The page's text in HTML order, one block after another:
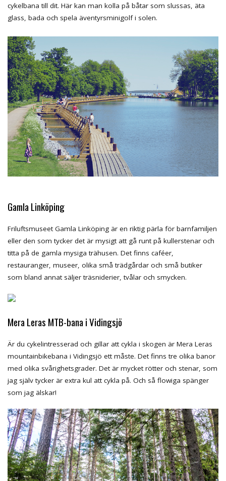
cykelbana till dit. Här kan man kolla på båtar som slussas, äta
glass, bada och spela äventyrsminigolf i solen.
Gamla Linköping
Friluftsmuseet Gamla Linköping är en riktig pärla för barnfamiljen
eller den som tycker det är mysigt att gå runt på kullerstenar och
titta på de gamla mysiga trähusen. Det finns caféer,
restauranger, museer, olika små trädgårdar och små butiker
som bland annat säljer träsniderier, tvålar och smycken.
Mera Leras MTB-bana i Vidingsjö
Är du cykelintresserad och gillar att cykla i skogen är Mera Leras
mountainbikebana i Vidingsjö ett måste. Det finns tre olika banor
med olika svårighetsgrader. Det är mycket rötter och stenar, som
jag själv tycker är extra kul att cykla på. Och så flowiga spänger
som jag älskar!